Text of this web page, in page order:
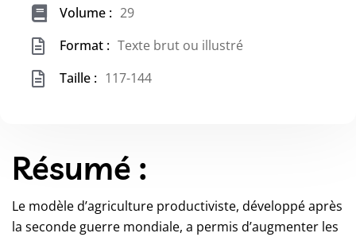
Volume : 29
Format : Texte brut ou illustré
Taille : 117-144
Résumé :
Le modèle d’agriculture productiviste, développé après
la seconde guerre mondiale, a permis d’augmenter les